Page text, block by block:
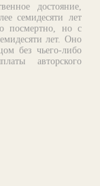
достояние,
семидесяти лет
посмертно, но с
лет. Оно
без чьего-либо
авторского